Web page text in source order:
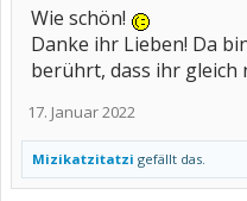
Wie schön!
Danke ihr Lieben! Da
berührt, dass ihr gleich
17. Januar 2022
Mizikatzitatzi gefällt das.